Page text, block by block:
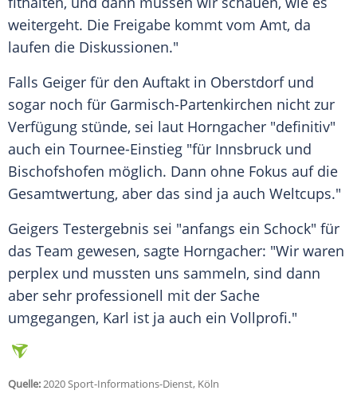
weitergeht. Die Freigabe kommt vom Amt, da
laufen die Diskussionen."
Falls Geiger für den Auftakt in Oberstdorfund
sogar noch für Garmisch-Partenkirchen nicht zur
Verfügung stünde, sei laut Horngacher "definitiv"
auch ein Tournee-Einstieg "für Innsbruck und
Bischofshofen möglich. Dann ohne Fokus auf die
Gesamtwertung, aber das sind ja auch Weltcups."
Geigers Testergebnis sei "anfangs ein Schock" für
das Team gewesen, sagte Horngacher: "Wir waren
perplex und mussten uns sammeln, sind dann
aber sehr professionell mit der Sache
umgegangen, Karl ist ja auch ein Vollprofi."
Quelle:2020 Sport-Informations-Dienst, Köln